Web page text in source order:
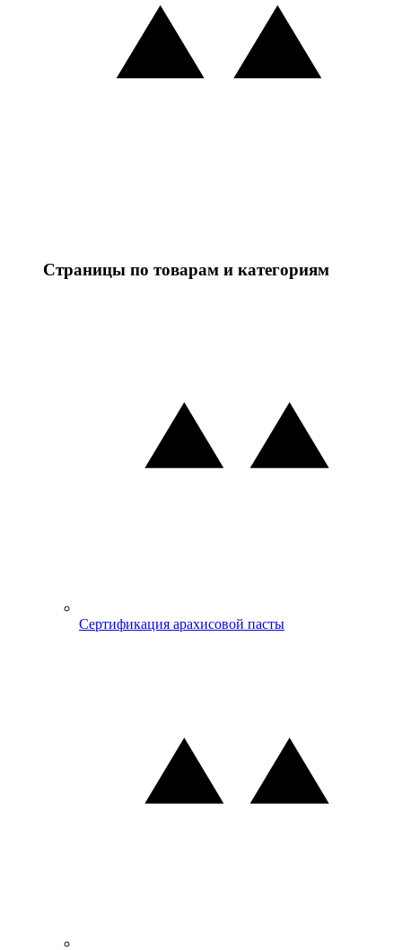
Страницы по товарам и категориям
Сертификация арахисовой пасты